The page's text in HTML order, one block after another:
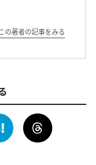
この著者の記事をみる